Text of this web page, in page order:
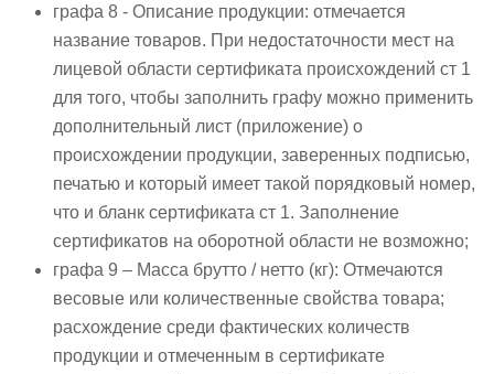
графа 8 - Описание продукции: отмечается
название товаров. При недостаточности мест на
лицевой области сертификата происхождений ст 1
для того, чтобы заполнить графу можно применить
дополнительный лист (приложение) о
происхождении продукции, заверенных подписью,
печатью и который имеет такой порядковый номер,
что и бланк сертификата ст 1. Заполнение
сертификатов на оборотной области не возможно;
графа 9 – Масса брутто / нетто (кг): Отмечаются
весовые или количественные свойства товара;
расхождение среди фактических количеств
продукции и отмеченным в сертификате